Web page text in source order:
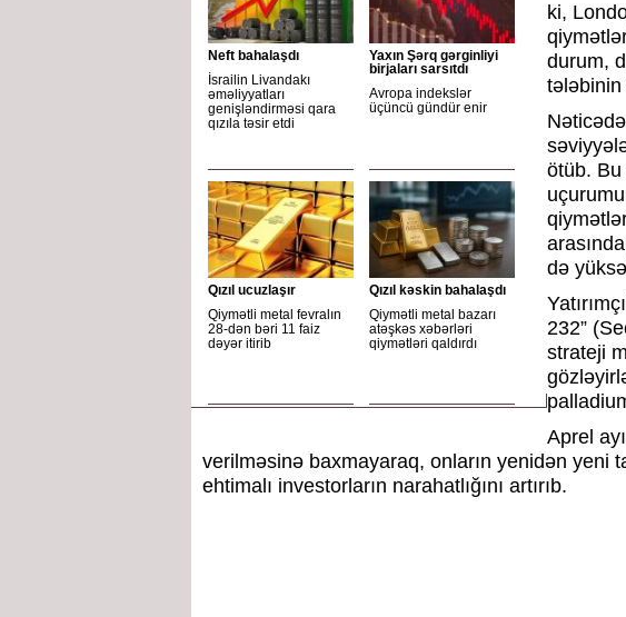
Neft bahalaşdı
İsrailin Livandakı
əməliyyatları
genişləndirməsi qara
qızıla təsir etdi
Yaxın Şərq gərginliyi
birjaları sarsıtdı
Avropa indekslər
üçüncü gündür enir
Qızıl ucuzlaşır
Qiymətli metal fevralın
28-dən bəri 11 faiz
dəyər itirib
Qızıl kəskin bahalaşdı
Qiymətli metal bazarı
atəşkəs xəbərləri
qiymətləri qaldırdı
ki,
durum,
tələbinin
ötüb.
də
232”
strateji
Aprel
verilməsinə baxmayaraq, onların yenidən yeni
ehtimalı investorların narahatlığını artırıb.